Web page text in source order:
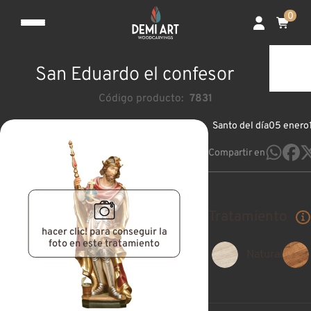
0
San Eduardo el confesor
Código producto: 7831
hacer clic! para conseguir la
foto en este tratamiento
Santo del día05 enero
Compartir en